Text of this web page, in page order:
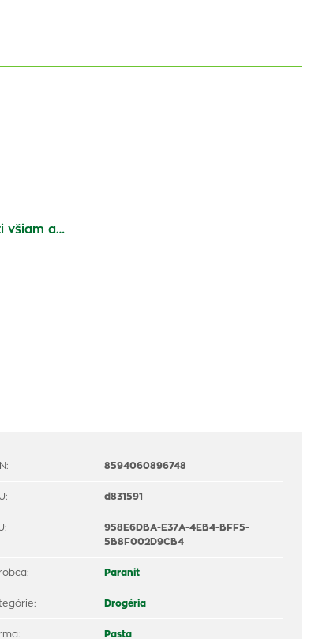
všiam a…
8594060896748
d831591
958E6DBA-E37A-4EB4-BFF5-
5B8F002D9CB4
Paranit
Drogéria
Pasta